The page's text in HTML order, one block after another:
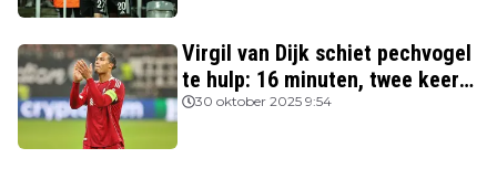
Virgil van Dijk schiet pechvogel
te hulp: 16 minuten, twee keer
rood
30 oktober 2025 9:54